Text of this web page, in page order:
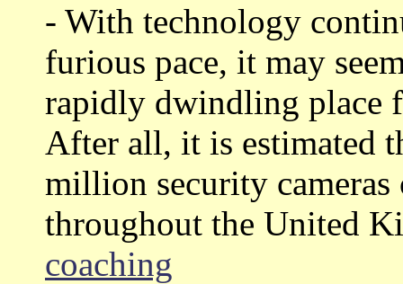
- With technology
furious pace, it may
rapidly dwindling place
After all, it is estimated
million security
throughout the United
coaching